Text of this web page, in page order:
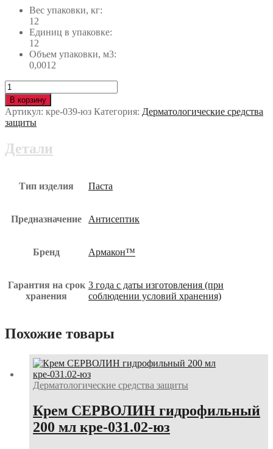
Вес упаковки, кг:
12
Единиц в упаковке:
12
Объем упаковки, м3:
0,0012
Количество
Очищающее
средство
ПЕНОСЕПТ
Р-505
900
дозатора
В корзину
Артикул: кре-039-юз Категория: Дерматологические средства
защиты
Детали
Тип изделия Паста
Предназначение Антисептик
Бренд Армакон™
Гарантия на срок
хранения
3 года с даты изготовления (при
соблюдении условий хранения)
Похожие товары
Дерматологические средства защиты
Крем СЕРВОЛИН гидрофильный
200 мл кре-031.02-юз